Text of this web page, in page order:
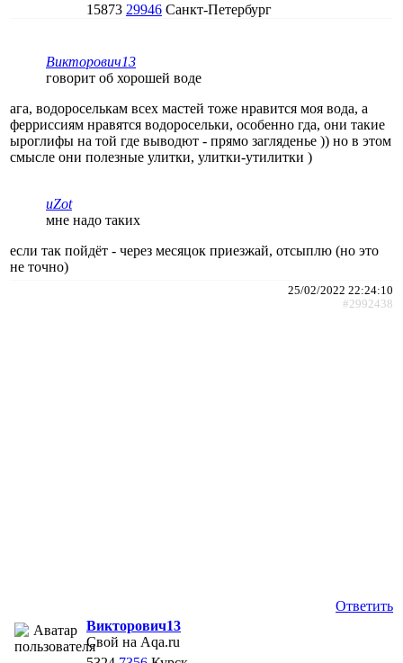
15873 29946 Санкт-Петербург
Викторович13
говорит об хорошей воде
ага, водороселькам всех мастей тоже нравится моя вода, а
ферриссиям нравятся водоросельки, особенно гда, они такие
ыроглифы на той где выводют - прямо загляденье )) но в этом
смысле они полезные улитки, улитки-утилитки )
uZot
мне надо таких
если так пойдёт - через месяцок приезжай, отсыплю (но это
не точно)
25/02/2022 22:24:10
#2992438
Ответить
Викторович13
Свой на Aqa.ru